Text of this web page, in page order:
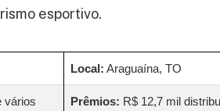
esportivo.
Local: Araguaína, TO
vários
Prêmios: R$ 12,7 mil